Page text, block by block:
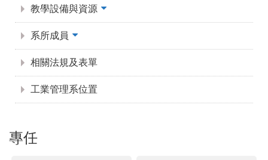
教學設備與資源
系所成員
相關法規及表單
工業管理系位置
專任